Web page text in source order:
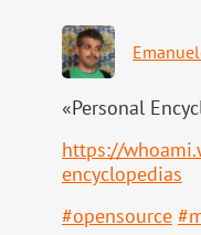
«Personal
https://
encyclopedias
#opensource #